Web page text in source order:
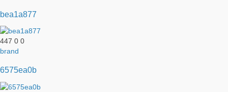
bea1a877
447 0 0
brand
6575ea0b